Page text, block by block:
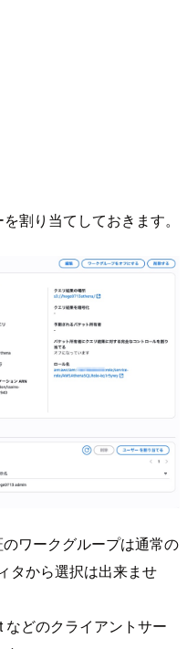
割り当てしておきます。
ワークグループは通常の
タから選択は出来ませ
どのクライアントサー